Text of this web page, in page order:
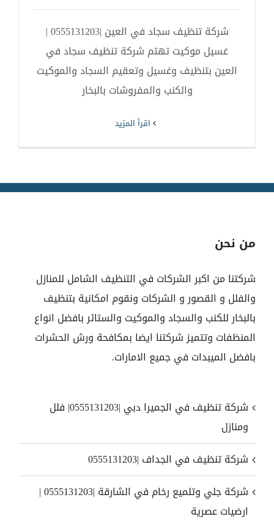
شركة تنظيف سجاد في العين |0555131203 |
غسيل موكيت تهتم شركة تنظيف سجاد في
العين بتنظيف وغسيل وتعقيم السجاد والموكيت
والكنب والمفروشات بالبخار
من نحن
شركتنا من اكبر الشركات في التنظيف الشامل للمنازل
والفلل و القصور و الشركات ونقوم امكانية بتنظيف
بالبخار للكنب والسجاد والموكيت والستائر بافضل انواع
المنظفات وتتميز شركتنا ايضا بمكافحة ورش الحشرات
بافضل الميبدات في جميع الامارات.
شركة تنظيف في الجميرا دبي |0555131203| فلل
ومنازل
شركة تنظيف في الجداف |0555131203
شركة جلي وتلميع رخام في الشارقة |0555131203 |
ارضيات عصرية